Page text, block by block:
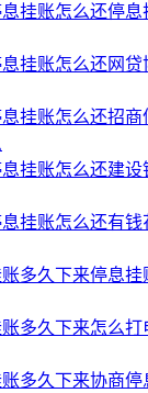
挂账怎么还停
挂账怎么还网
挂账怎么还招
挂账怎么还建
挂账怎么还有
多久下来停息挂
多久下来怎么
多久下来协商停